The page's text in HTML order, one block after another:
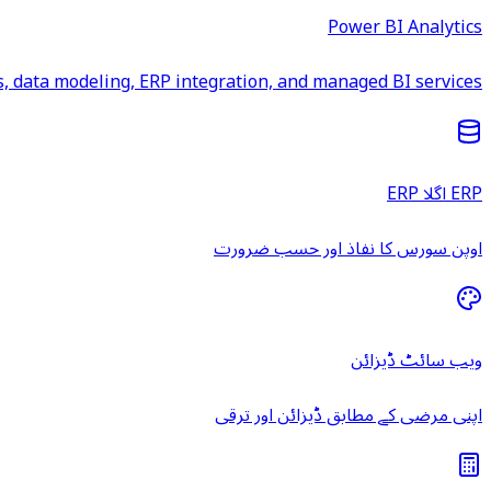
Power BI Analytics
data modeling, ERP integration, and managed BI services.
ERP اگلا ERP
اوپن سورس کا نفاذ اور حسب ضرورت
ویب سائٹ ڈیزائن
اپنی مرضی کے مطابق ڈیزائن اور ترقی